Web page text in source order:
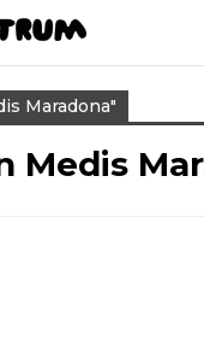
Maradona"
Medis